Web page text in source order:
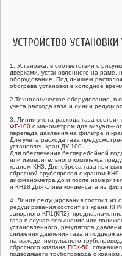
УСТРОЙСТВО
1. Установка, в соответствии с
дверками, установленного на раме,
оборудование. Под днищем
обогрева установки в холодное
2.Технологическое оборудование, в
учета расхода газа и линии
3. Линия учета расхода газа состоит
ФГ-100 с манометром для
перепада давления на фильтре и
Для учета расхода газа
установлен кран ДУ-100.
Для обеспечения бесперебойной
или измерительного комплекса
краном КН3. Для сброса газа при
сбросной трубопровод с краном
дифманометра до и после
и КН18 Для слива конденсата из
4. Линия редуцирования состоит из
редуцирования состоит из крана
запорного КП1(КП2),
газа в случае повышения или
установленного, регулятора
снижения давления газа и
на выходе, импульсного
сбросного клапана ПСК-50 ,
подводящего трубопровода с